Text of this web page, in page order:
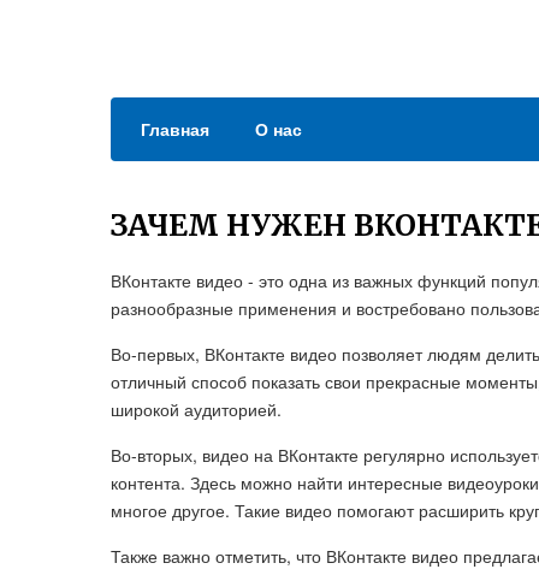
Главная О нас
ЗАЧЕМ НУЖЕН
ВКонтакте видео - это одна из важных функций
разнообразные применения и востребовано
Во-первых, ВКонтакте видео позволяет людям
отличный способ показать свои прекрасные
широкой аудиторией.
Во-вторых, видео на ВКонтакте регулярно
контента. Здесь можно найти интересные
многое другое. Такие видео помогают расширить
Также важно отметить, что ВКонтакте видео